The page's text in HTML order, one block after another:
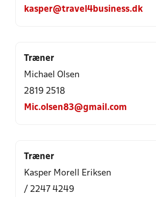
kasper@travel4business.dk
Træner
Michael Olsen
2819 2518
Mic.olsen83@gmail.com
Træner
Kasper Morell Eriksen
/ 2247 4249